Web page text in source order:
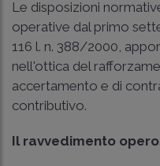
Le disposizioni
operative dal primo
116 l. n. 388/2000,
nell'ottica del
accertamento e di
contributivo.
Il ravvedimento